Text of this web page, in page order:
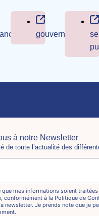
gouvernement.fr
à notre Newsletter
de toute l’actualité des
que mes informations soient
conformément à la Politique de
newsletter. Je prends note que je